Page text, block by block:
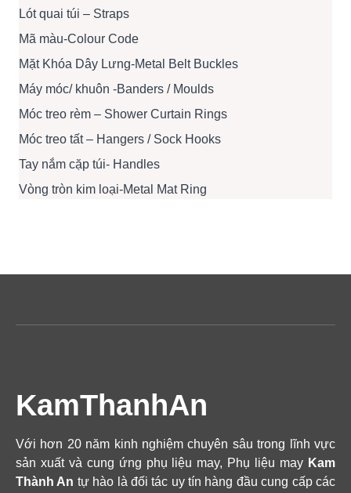
Lót quai túi – Straps
Mã màu-Colour Code
Mặt Khóa Dây Lưng-Metal Belt Buckles
Máy móc/ khuôn -Banders / Moulds
Móc treo rèm – Shower Curtain Rings
Móc treo tất – Hangers / Sock Hooks
Tay nắm cặp túi- Handles
Vòng tròn kim loại-Metal Mat Ring
KamThanhAn
Với hơn 20 năm kinh nghiệm chuyên sâu trong lĩnh vực
sản xuất và cung ứng phụ liệu may, Phụ liệu may Kam
Thành An tự hào là đối tác uy tín hàng đầu cung cấp các